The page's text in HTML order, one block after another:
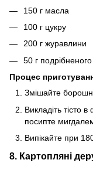
150 г масла
100 г цукру
200 г журавлини
50 г
Процес
Змішайте
Викладіть тісто
посипте
Випікайте при
8. Картопляні